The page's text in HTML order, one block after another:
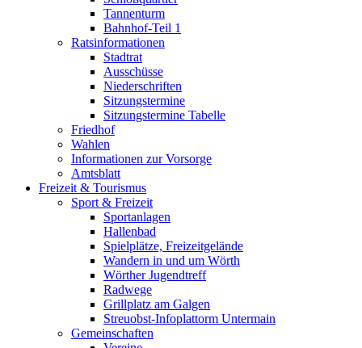
Tannenturm
Bahnhof-Teil 1
Ratsinformationen
Stadtrat
Ausschüsse
Niederschriften
Sitzungstermine
Sitzungstermine Tabelle
Friedhof
Wahlen
Informationen zur Vorsorge
Amtsblatt
Freizeit & Tourismus
Sport & Freizeit
Sportanlagen
Hallenbad
Spielplätze, Freizeitgelände
Wandern in und um Wörth
Wörther Jugendtreff
Radwege
Grillplatz am Galgen
Streuobst-Infoplattorm Untermain
Gemeinschaften